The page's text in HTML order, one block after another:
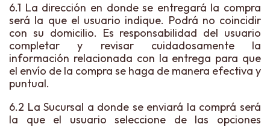
6.1 La dirección en donde se entregará la compra
será la que el usuario indique. Podrá no coincidir
con su domicilio. Es responsabilidad del usuario
completar y revisar cuidadosamente la
información relacionada con la entrega para que
el envío de la compra se haga de manera efectiva y
puntual.
6.2 La Sucursal a donde se enviará la comprá será
la que el usuario seleccione de las opciones